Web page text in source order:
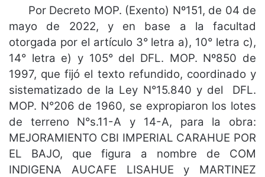
Por Decreto MOP. (Exento) Nº151, de 04 de
mayo de 2022, y en base a la facultad
otorgada por el artículo 3° letra a), 10° letra c),
14° letra e) y 105° del DFL. MOP. Nº850 de
1997, que fijó el texto refundido, coordinado y
sistematizado de la Ley N°15.840 y del DFL.
MOP. N°206 de 1960, se expropiaron los lotes
de terreno N°s.11-A y 14-A, para la obra:
MEJORAMIENTO CBI IMPERIAL CARAHUE POR
EL BAJO, que figura a nombre de COM
INDIGENA AUCAFE LISAHUE y MARTINEZ